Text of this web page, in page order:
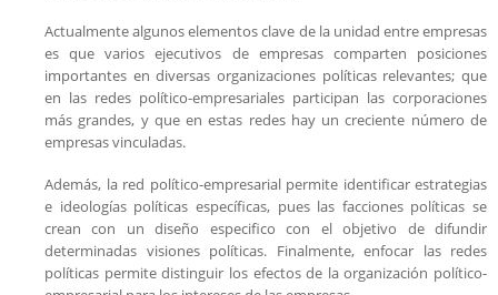
Actualmente algunos elementos clave de la unidad entre empresas
es que varios ejecutivos de empresas comparten posiciones
importantes en diversas organizaciones políticas relevantes; que
en las redes político-empresariales participan las corporaciones
más grandes, y que en estas redes hay un creciente número de
empresas vinculadas.
Además, la red político-empresarial permite identificar estrategias
e ideologías políticas específicas, pues las facciones políticas se
crean con un diseño especifico con el objetivo de difundir
determinadas visiones políticas. Finalmente, enfocar las redes
políticas permite distinguir los efectos de la organización político-